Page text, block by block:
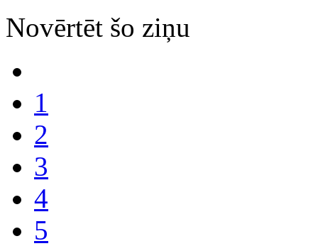
Novērtēt šo ziņu
1
2
3
4
5